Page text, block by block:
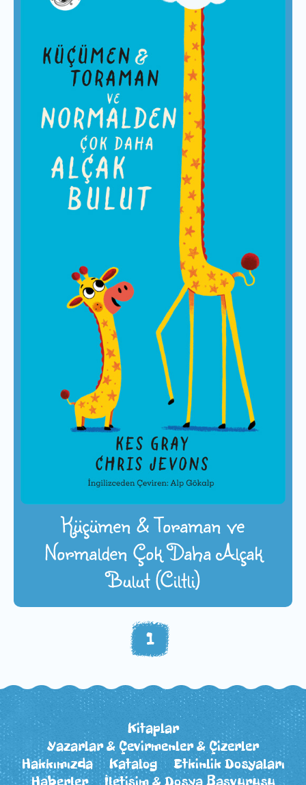
Küçümen & Toraman ve
Normalden Çok Daha Alçak
Bulut (Ciltli)
1
Kitaplar
Yazarlar & Çevirmenler & Çizerler
Hakkımızda
Katalog
Etkinlik Dosyaları